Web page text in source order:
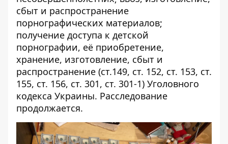
сбыт и распространение
порнографических материалов;
получение доступа к детской
порнографии, её приобретение,
хранение, изготовление, сбыт и
распространение (ст.149, ст. 152, ст. 153, ст.
155, ст. 156, ст. 301, ст. 301-1) Уголовного
кодекса Украины. Расследование
продолжается.